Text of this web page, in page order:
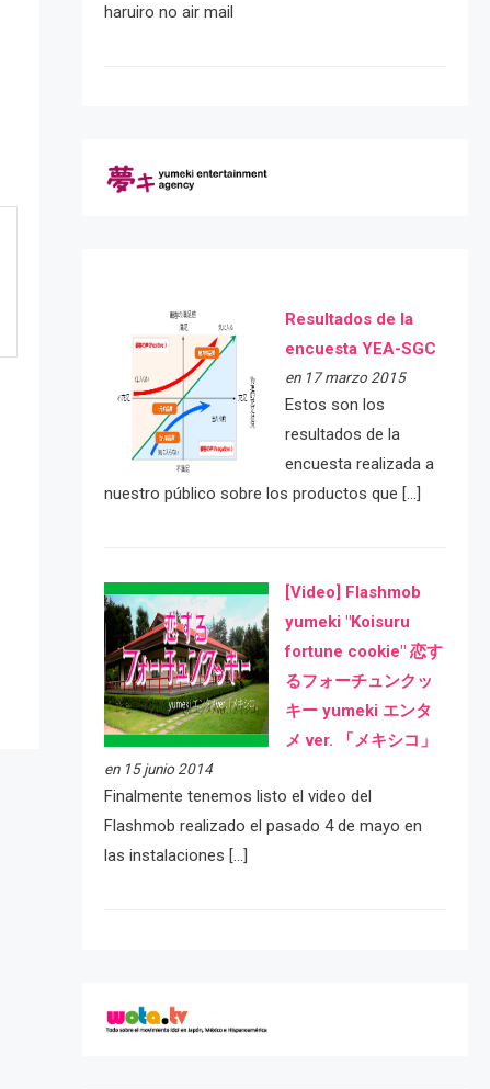
haruiro no air mail
Resultados de la
encuesta YEA-SGC
en 17 marzo 2015
Estos son los
resultados de la
encuesta realizada a
nuestro público sobre los productos que […]
[Video] Flashmob
yumeki "Koisuru
fortune cookie" 恋す
るフォーチュンクッ
キー yumeki エンタ
メ ver. 「メキシコ」
en 15 junio 2014
Finalmente tenemos listo el video del
Flashmob realizado el pasado 4 de mayo en
las instalaciones […]